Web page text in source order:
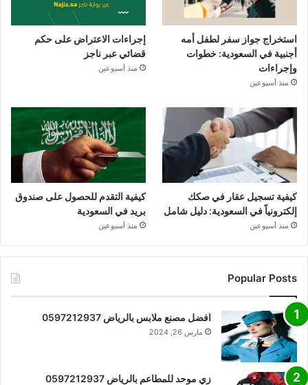
استخراج جواز سفر لطفل أمه
أجنبية في السعودية: خطوات
وإجراءات
منذ أسبوعين
إجراءات الاعتراض على حكم
قضائي عبر ناجز
منذ أسبوعين
كيفية تسجيل عقار في صكك
إلكترونياً في السعودية: دليل شامل
منذ أسبوعين
كيفية التقدم للحصول على صندوق
بريد في السعودية
منذ أسبوعين
Popular Posts
افضل مصنع ملابس بالرياض 0597212937
مارس 26, 2024
زي موحد للمطاعم بالرياض 0597212937